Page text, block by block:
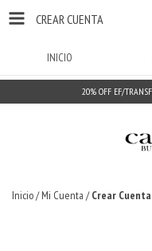
CREAR CUENTA
INICIO
20% OFF EF/
Inicio/ Mi Cuenta / Crear Cuenta